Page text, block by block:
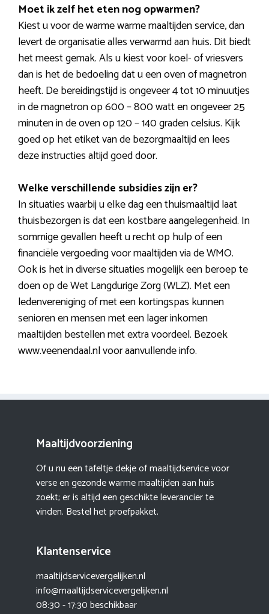
Moet ik zelf het eten nog opwarmen?
Kiest u voor de warme warme maaltijden service, dan
levert de organisatie alles verwarmd aan huis. Dit biedt
het meest gemak. Als u kiest voor koel- of vriesvers
dan is het de bedoeling dat u een oven of magnetron
heeft. De bereidingstijd is ongeveer 4 tot 10 minuutjes
in de magnetron op 600 – 800 watt en ongeveer 25
minuten in de oven op 120 – 140 graden celsius. Kijk
goed op het etiket van de bezorgmaaltijd en lees
deze instructies altijd goed door.
Welke verschillende subsidies zijn er?
In situaties waarbij u elke dag een thuismaaltijd laat
thuisbezorgen is dat een kostbare aangelegenheid. In
sommige gevallen heeft u recht op hulp of een
financiële vergoeding voor maaltijden via de WMO.
Ook is het in diverse situaties mogelijk een beroep te
doen op de Wet Langdurige Zorg (WLZ). Met een
ledenvereniging of met een kortingspas kunnen
senioren en mensen met een lager inkomen
maaltijden bestellen met extra voordeel. Bezoek
www.veenendaal.nl voor aanvullende info.
Maaltijdvoorziening
Of u nu een tafeltje dekje of maaltijdservice voor
verse en gezonde warme maaltijden aan huis
zoekt; er is altijd een geschikte leverancier te
vinden. Bestel het proefpakket.
Klantenservice
maaltijdservicevergelijken.nl
info@maaltijdservicevergelijken.nl
08:30 - 17:30 beschikbaar